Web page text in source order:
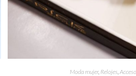
Moda mujer, Relojes ,